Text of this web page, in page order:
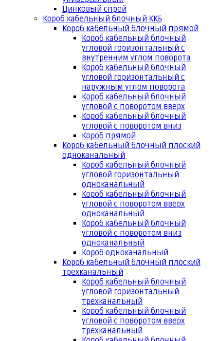
Цинковый спрей
Короб кабельный блочный ККБ
Короб кабельный блочный прямой
Короб кабельный блочный
угловой горизонтальный с
внутренним углом поворота
Короб кабельный блочный
угловой горизонтальный с
наружным углом поворота
Короб кабельный блочный
угловой с поворотом вверх
Короб кабельный блочный
угловой с поворотом вниз
Короб прямой
Короб кабельный блочный плоский
одноканальный
Короб кабельный блочный
угловой горизонтальный
одноканальный
Короб кабельный блочный
угловой с поворотом вверх
одноканальный
Короб кабельный блочный
угловой с поворотом вниз
одноканальный
Короб одноканальный
Короб кабельный блочный плоский
трехканальный
Короб кабельный блочный
угловой горизонтальный
трехканальный
Короб кабельный блочный
угловой с поворотом вверх
трехканальный